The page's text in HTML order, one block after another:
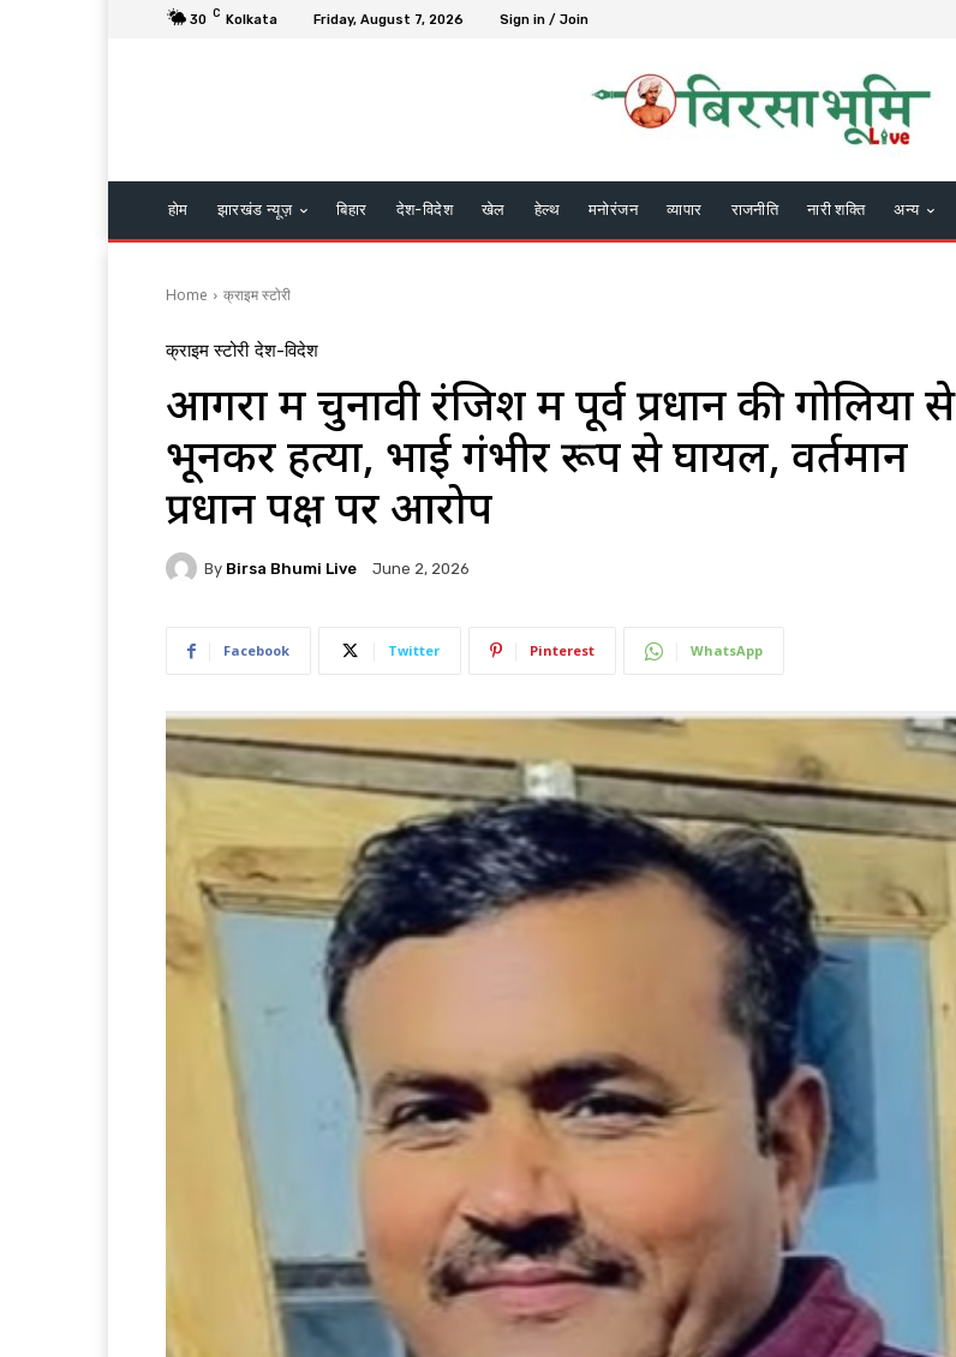
30 C Kolkata Friday, August 7, 2026 Sign in / Join
होम झारखंड न्यूज़ बिहार देश-विदेश खेल हेल्थ मनोरंजन व्यापार राजनीति नारी शक्ति अन्य
Home क्राइम स्टोरी
क्राइम स्टोरी देश-विदेश
आगरा में चुनावी रंजिश में पूर्व प्रधान की गोलियों से
भूनकर हत्या, भाई गंभीर रूप से घायल, वर्तमान
प्रधान पक्ष पर आरोप
By Birsa Bhumi Live June 2, 2026
Facebook Twitter Pinterest WhatsApp